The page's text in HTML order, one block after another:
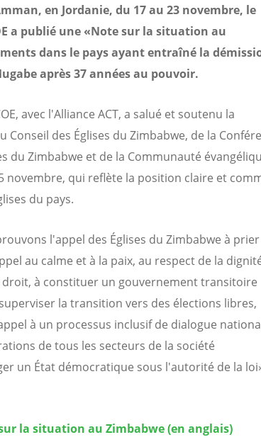
en Jordanie, du 17 au 23 novembre, le
a publié une «Note sur la situation au
dans le pays ayant entraîné la
après 37 années au pouvoir.
avec l'Alliance ACT, a salué et soutenu la
des Églises du Zimbabwe, de la
du Zimbabwe et de la Communauté
novembre, qui reflète la position claire et
du pays.
l'appel des Églises du Zimbabwe à prier
au calme et à la paix, au respect de la
à constituer un gouvernement transitoire
la transition vers des élections libres,
à un processus inclusif de dialogue
de tous les secteurs de la société
un État démocratique sous l'autorité de la
la situation au Zimbabwe (en anglais)